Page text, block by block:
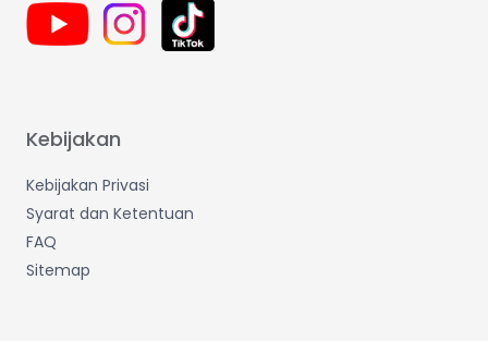
Kebijakan
Kebijakan Privasi
Syarat dan Ketentuan
FAQ
Sitemap